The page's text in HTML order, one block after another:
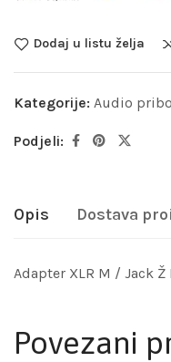
Dodaj u listu želja
Kategorije: Audio
Podjeli:
Opis Dostava
Adapter XLR M / Jack
Povezani